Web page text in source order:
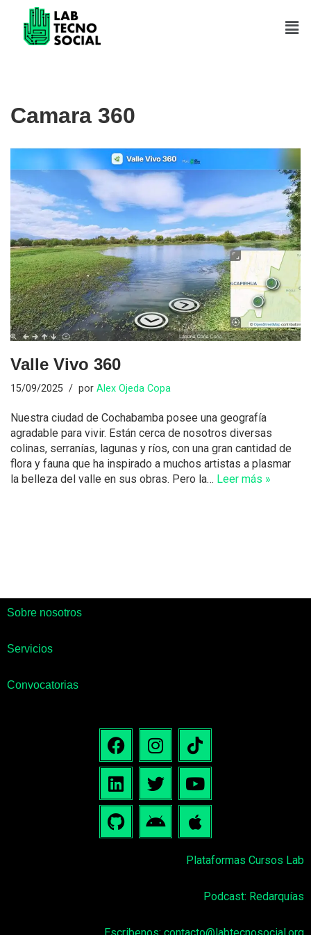
Saltar
Camara 360
Valle Vivo 360
15/09/2025 por Alex Ojeda Copa
Nuestra ciudad de Cochabamba posee una geografía
agradable para vivir. Están cerca de nosotros diversas
colinas, serranías, lagunas y ríos, con una gran cantidad de
flora y fauna que ha inspirado a muchos artistas a plasmar
la belleza del valle en sus obras. Pero la… Leer más »
Sobre nosotros
Servicios
Convocatorias
Plataformas Cursos Lab
Podcast: Redarquías